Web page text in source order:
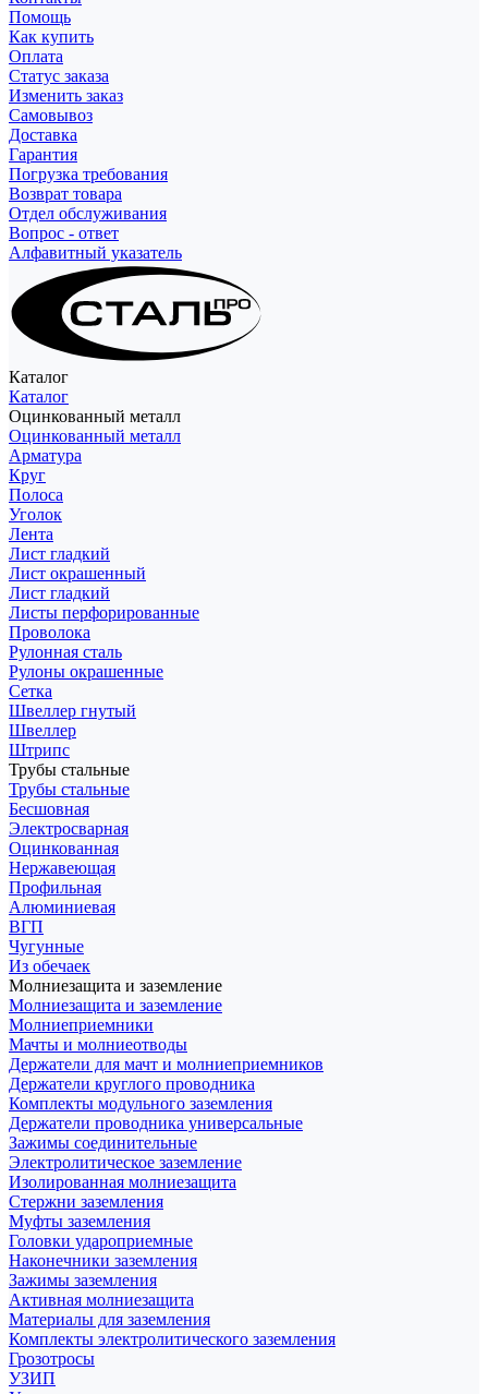
Помощь
Как купить
Оплата
Статус заказа
Изменить заказ
Самовывоз
Доставка
Гарантия
Погрузка требования
Возврат товара
Отдел обслуживания
Вопрос - ответ
Алфавитный указатель
Каталог
Каталог
Оцинкованный металл
Оцинкованный металл
Арматура
Круг
Полоса
Уголок
Лента
Лист гладкий
Лист окрашенный
Лист гладкий
Листы перфорированные
Проволока
Рулонная сталь
Рулоны окрашенные
Сетка
Швеллер гнутый
Швеллер
Штрипс
Трубы стальные
Трубы стальные
Бесшовная
Электросварная
Оцинкованная
Нержавеющая
Профильная
Алюминиевая
ВГП
Чугунные
Из обечаек
Молниезащита и заземление
Молниезащита и заземление
Молниеприемники
Мачты и молниеотводы
Держатели для мачт и молниеприемников
Держатели круглого проводника
Комплекты модульного заземления
Держатели проводника универсальные
Зажимы соединительные
Электролитическое заземление
Изолированная молниезащита
Стержни заземления
Муфты заземления
Головки удароприемные
Наконечники заземления
Зажимы заземления
Активная молниезащита
Материалы для заземления
Комплекты электролитического заземления
Грозотросы
УЗИП